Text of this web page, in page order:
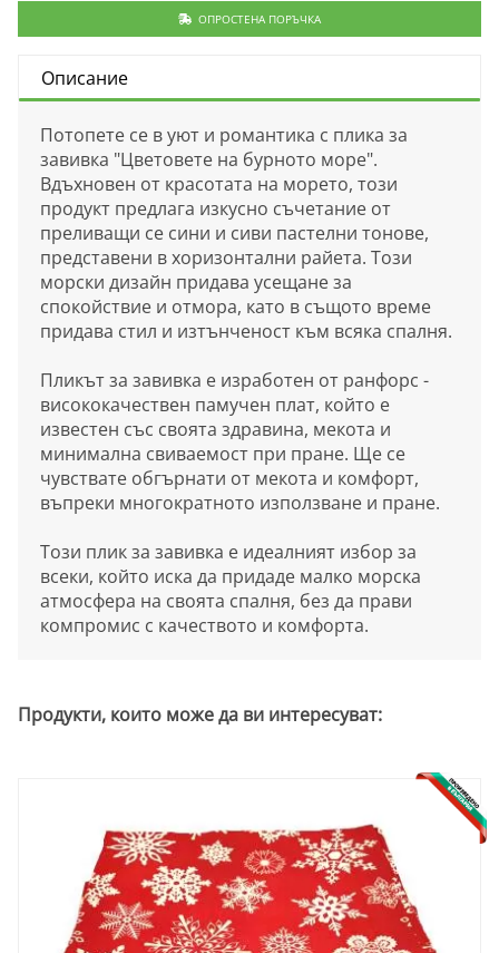
ОПРОСТЕНА ПОРЪЧКА
Описание
Потопете се в уют и романтика с плика за
завивка "Цветовете на бурното море".
Вдъхновен от красотата на морето, този
продукт предлага изкусно съчетание от
преливащи се сини и сиви пастелни тонове,
представени в хоризонтални райета. Този
морски дизайн придава усещане за
спокойствие и отмора, като в същото време
придава стил и изтънченост към всяка спалня.
Пликът за завивка е изработен от ранфорс -
висококачествен памучен плат, който е
известен със своята здравина, мекота и
минимална свиваемост при пране. Ще се
чувствате обгърнати от мекота и комфорт,
въпреки многократното използване и пране.
Този плик за завивка е идеалният избор за
всеки, който иска да придаде малко морска
атмосфера на своята спалня, без да прави
компромис с качеството и комфорта.
Продукти, които може да ви интересуват: